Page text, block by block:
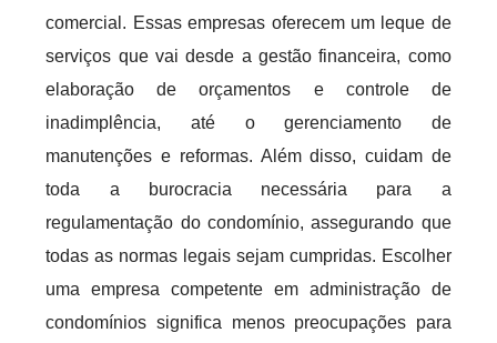
comercial. Essas empresas oferecem um leque de
serviços que vai desde a gestão financeira, como
elaboração de orçamentos e controle de
inadimplência, até o gerenciamento de
manutenções e reformas. Além disso, cuidam de
toda a burocracia necessária para a
regulamentação do condomínio, assegurando que
todas as normas legais sejam cumpridas. Escolher
uma empresa competente em administração de
condomínios significa menos preocupações para